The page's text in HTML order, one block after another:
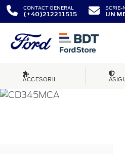
CONTACT GENERAL
(+40)212211515
SCRIE-
UN
ACCESORII
MONDEO